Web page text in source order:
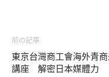
前の記事
東京台灣商工會海外青
講座 解密日本媒體力